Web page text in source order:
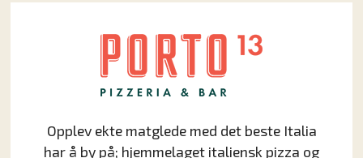
Opplev ekte matglede med det beste Italia
har å by på; hjemmelaget italiensk pizza og